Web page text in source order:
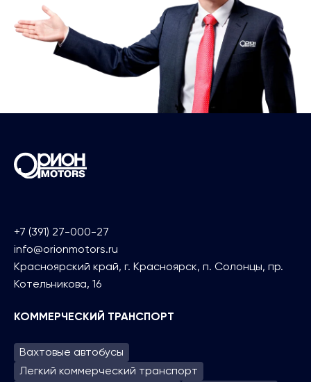
+7 (391) 27-000-27
info@orionmotors.ru
Красноярский край, г. Красноярск, п. Солонцы, пр.
Котельникова, 16
КОММЕРЧЕСКИЙ ТРАНСПОРТ
Вахтовые автобусы
Легкий коммерческий транспорт